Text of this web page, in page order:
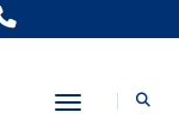
Toggle